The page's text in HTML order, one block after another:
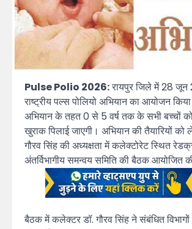
Pulse Polio 2026:रायपुर जिले में 28
राष्ट्रीय पल्स पोलियो अभियान का आयोजन
अभियान के तहत 0 से 5 वर्ष तक के सभी बच्चों को
खुराक पिलाई जाएगी। अभियान की तैयारियों
गौरव सिंह की अध्यक्षता में कलेक्टोरेट स्थित
अंतर्विभागीय समन्वय समिति की बैठक आयोजित
बैठक में कलेक्टर डॉ. गौरव सिंह ने संबंधित